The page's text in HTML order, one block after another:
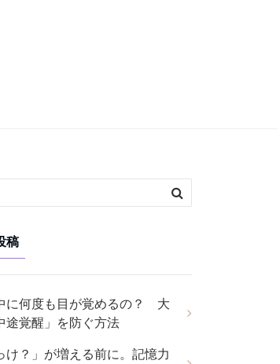
稿
に何度も目が覚めるの？ 大
途覚醒」を防ぐ方法
け？」が増える前に。記憶力